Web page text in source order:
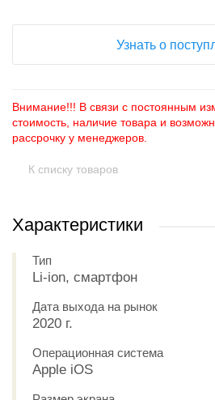
Узнать о
Внимание!!! В связи с постоянным
стоимость, наличие товара и
рассрочку у менеджеров.
К списку товаров
Характеристики
Тип
Li-ion, смартфон
Дата выхода на рынок
2020 г.
Операционная система
Apple iOS